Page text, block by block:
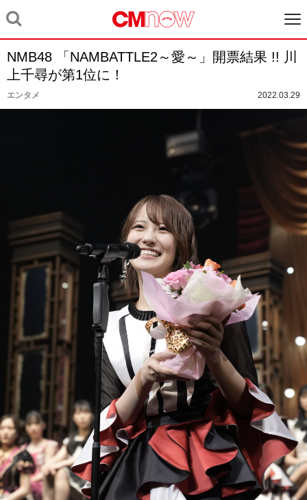
NMB48 「NAMBATTLE2～愛～」開票結果 !! 川
上千尋が第1位に！
エンタメ 2022.03.29